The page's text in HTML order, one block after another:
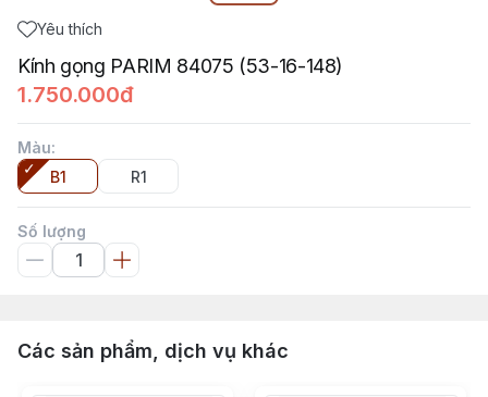
Yêu thích
Kính gọng PARIM 84075 (53-16-148)
1.750.000đ
Màu:
B1
R1
Số lượng
Các sản phẩm, dịch vụ khác